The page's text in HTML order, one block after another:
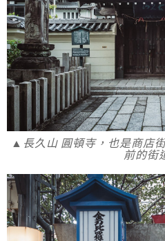
▲長久山 圓頓寺，也是商店
前的街